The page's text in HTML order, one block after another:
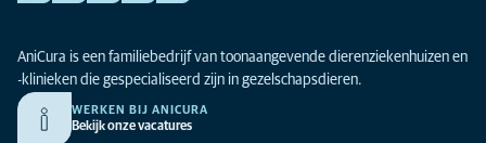
AniCura is een familiebedrijf van toonaangevende dierenziekenhuizen en
-klinieken die gespecialiseerd zijn in gezelschapsdieren.
WERKEN BIJ ANICURA
Bekijk onze vacatures